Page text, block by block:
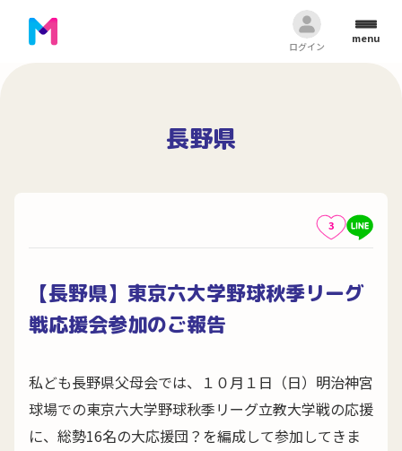
ログイン
menu
長野県
3
【長野県】東京六大学野球秋季リーグ
戦応援会参加のご報告
私ども長野県父母会では、１０月１日（日）明治神宮
球場での東京六大学野球秋季リーグ立教大学戦の応援
に、総勢16名の大応援団？を編成して参加してきま